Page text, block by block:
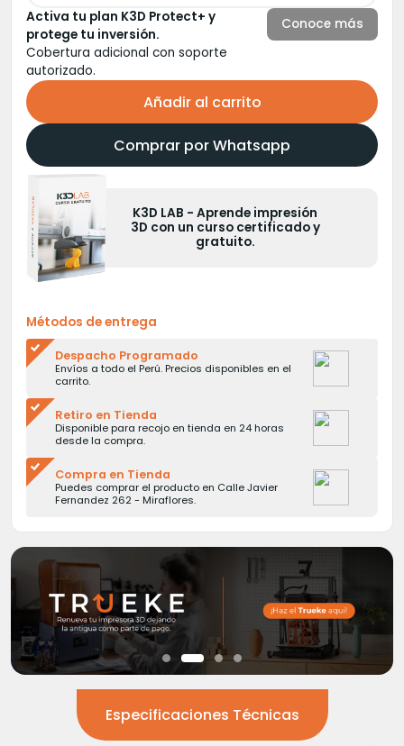
Activa tu plan K3D Protect+ y
protege tu inversión.
Cobertura adicional con soporte
autorizado.
Conoce más
Añadir al carrito
Comprar por Whatsapp
K3D LAB - Aprende impresión
3D con un curso certificado y
gratuito.
Métodos de entrega
Despacho Programado
Envíos a todo el Perú. Precios disponibles en el
carrito.
Retiro en Tienda
Disponible para recojo en tienda en 24 horas
desde la compra.
Compra en Tienda
Puedes comprar el producto en Calle Javier
Fernandez 262 - Miraflores.
Especificaciones Técnicas